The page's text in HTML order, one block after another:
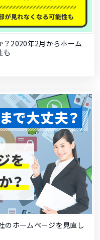
？2020年2月からホーム
も
のホームページを見直し